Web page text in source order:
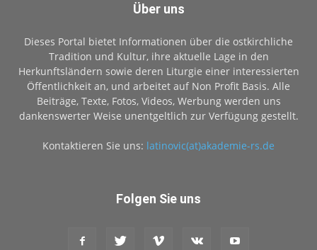
Über uns
Dieses Portal bietet Informationen über die ostkirchliche
Tradition und Kultur, ihre aktuelle Lage in den
Herkunftsländern sowie deren Liturgie einer interessierten
Öffentlichkeit an, und arbeitet auf Non Profit Basis. Alle
Beiträge, Texte, Fotos, Videos, Werbung werden uns
dankenswerter Weise unentgeltlich zur Verfügung gestellt.
Kontaktieren Sie uns: latinovic(at)akademie-rs.de
Folgen Sie uns